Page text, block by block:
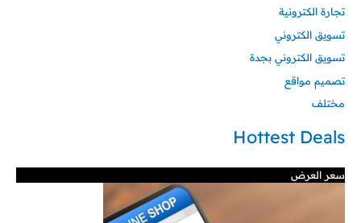
تجارة الكترونية
تسويق الكتروني
تسويق الكتروني بجدة
تصميم مواقع
مختلف
Hottest Deals
سعر العرض